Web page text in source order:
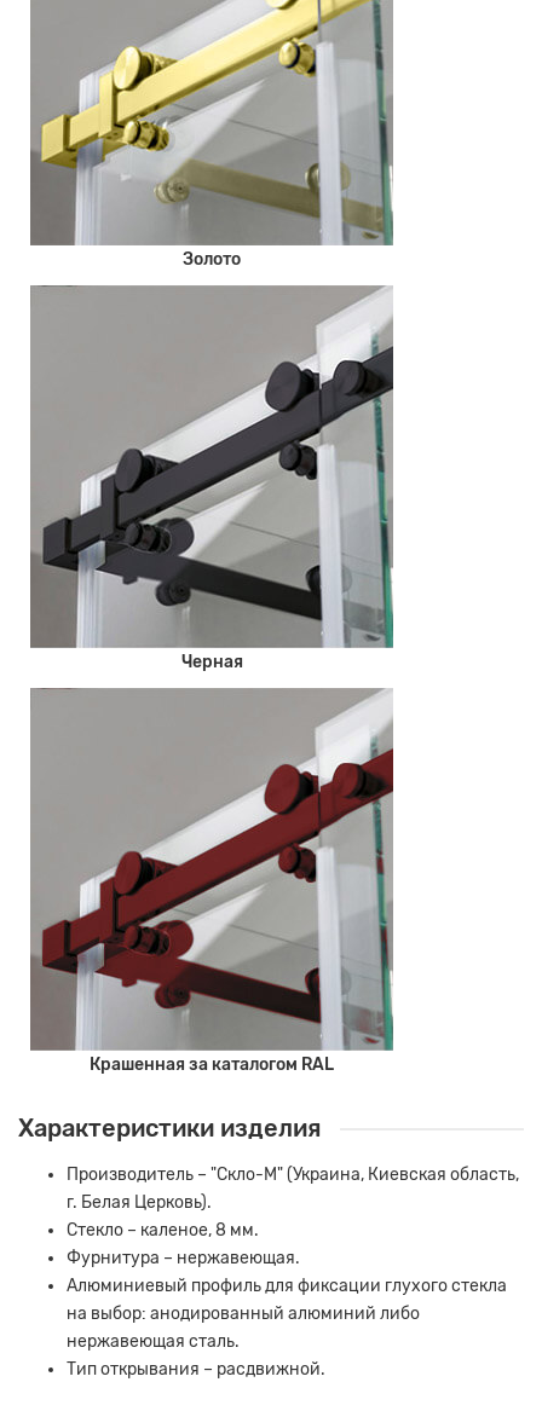
Золото
Черная
Крашенная за каталогом RAL
Характеристики изделия
Производитель – "Скло-М" (Украина, Киевская область,
г. Белая Церковь).
Стекло – каленое, 8 мм.
Фурнитура – ​​нержавеющая.
Алюминиевый профиль для фиксации глухого стекла
на выбор: анодированный алюминий либо
нержавеющая сталь.
Тип открывания – расдвижной.